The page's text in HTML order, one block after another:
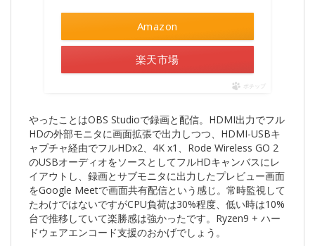
Amazon
楽天市場
ポチップ
やったことはOBS Studioで録画と配信。HDMI出力でフル
HDの外部モニタに画面拡張で出力しつつ、HDMI-USBキ
ャプチャ経由でフルHDx2、4K x1、Rode Wireless GO 2
のUSBオーディオをソースとしてフルHDキャンバスにレ
イアウトし、録画とサブモニタに出力したプレビュー画面
をGoogle Meetで画面共有配信という感じ。常時監視して
たわけではないですがCPU負荷は30%程度、低い時は10%
台で推移していて楽勝感は強かったです。Ryzen9 + ハー
ドウェアエンコード支援のおかげでしょう。